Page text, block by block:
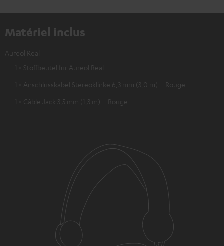
Matériel inclus
Aureol Real
1 × Stoffbeutel für Aureol Real
1 × Anschlusskabel Stereoklinke 6,3 mm (3,0 m) – Rouge
1 × Câble Jack 3,5 mm (1,3 m) – Rouge